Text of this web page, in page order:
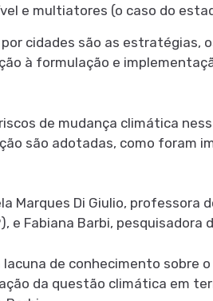
e multiatores (o caso do
cidades são as estratégias,
à formulação e
de mudança climática
são adotadas, como foram
Marques Di Giulio,
e Fabiana Barbi,
de conhecimento sobre
da questão climática em